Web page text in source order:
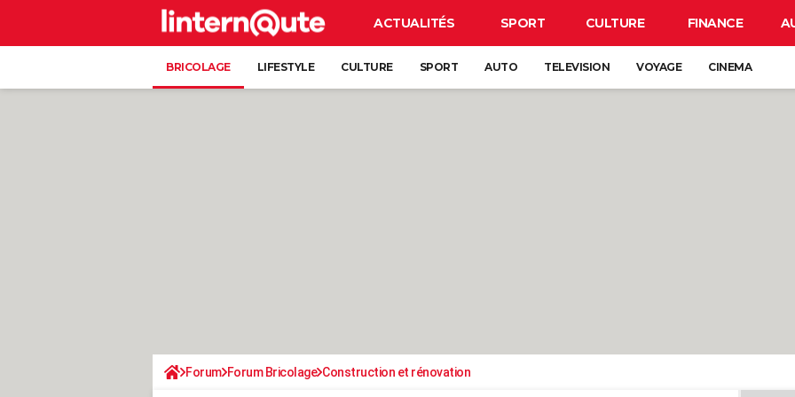
ACTUALITÉS SPORT CULTURE FINANCE
BRICOLAGE LIFESTYLE CULTURE SPORT AUTO TELEVISION VOYAGE CINEMA
Forum Forum Bricolage Construction et rénovation